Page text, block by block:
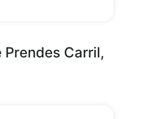
Carril,